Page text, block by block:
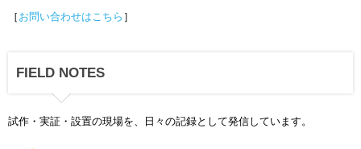
［ お問い合わせはこちら ］
FIELD NOTES
試作・実証・設置の現場を、日々の記録として発信しています。